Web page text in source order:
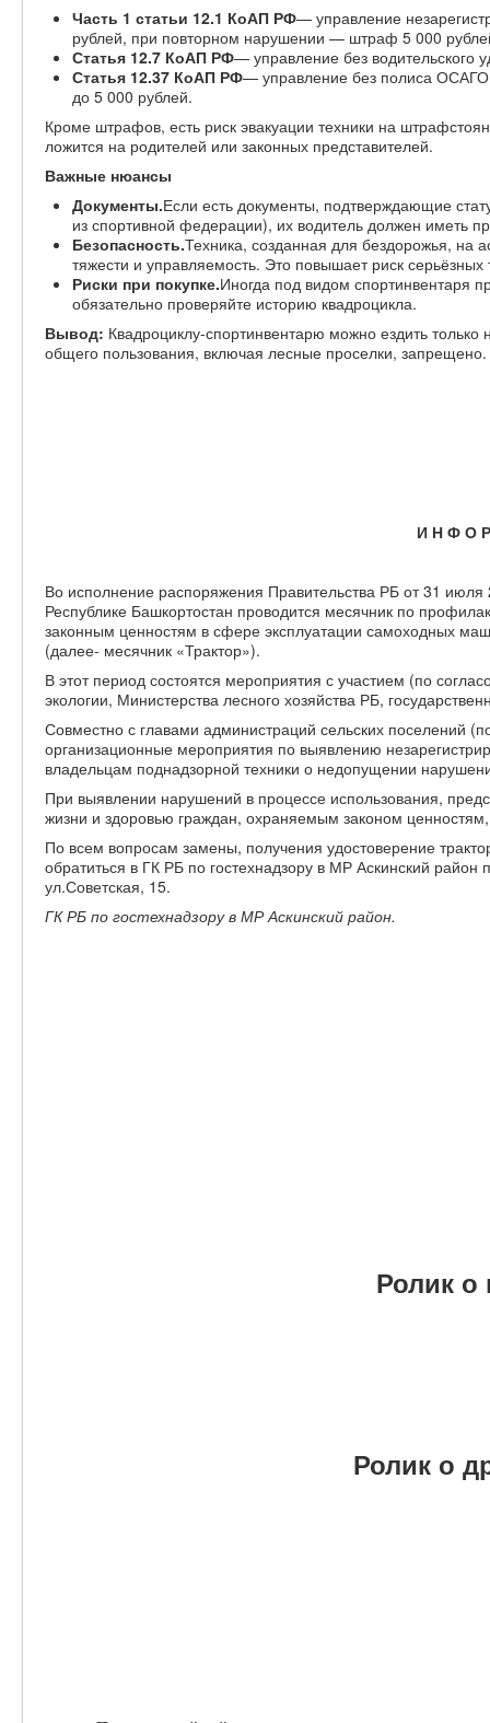
Часть 1 статьи 12.1 КоАП РФ— управление
рублей, при повторном нарушении — штраф 5 000
Статья 12.7 КоАП РФ— управление без водительского
Статья 12.37 КоАП РФ— управление без полиса
до 5 000 рублей.
Кроме штрафов, есть риск эвакуации техники на
ложится на родителей или законных представителей.
Важные нюансы
Документы.Если есть документы, подтверждающие
из спортивной федерации), их водитель должен иметь
Безопасность.Техника, созданная для бездорожья, на
тяжести и управляемость. Это повышает риск серьёзных
Риски при покупке.Иногда под видом спортинвентаря
обязательно проверяйте историю квадроцикла.
Вывод: Квадроциклу-спортинвентарю можно ездить
общего пользования, включая лесные проселки, запрещено.
И Н Ф О
Во исполнение распоряжения Правительства РБ от 31
Республике Башкортостан проводится месячник по
законным ценностям в сфере эксплуатации самоходных
(далее- месячник «Трактор»).
В этот период состоятся мероприятия с участием (по
экологии, Министерства лесного хозяйства РБ,
Совместно с главами администраций сельских поселений
организационные мероприятия по выявлению
владельцам поднадзорной техники о недопущении
При выявлении нарушений в процессе использования,
жизни и здоровью граждан, охраняемым законом
По всем вопросам замены, получения удостоверение
обратиться в ГК РБ по гостехнадзору в МР Аскинский
ул.Советская, 15.
ГК РБ по гостехнадзору в МР Аскинский район.
Ролик о
Ролик о